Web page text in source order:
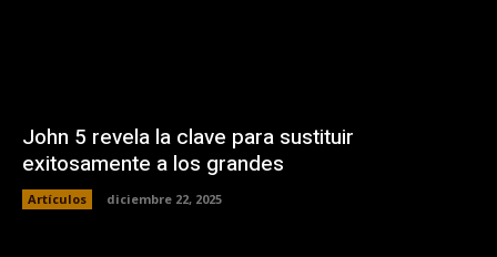
John 5 revela la clave para sustituir
exitosamente a los grandes
Artículos diciembre 22, 2025